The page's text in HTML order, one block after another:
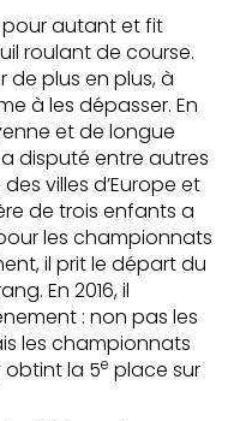
pour autant et fit
roulant de course.
de plus en plus, à
à les dépasser. En
et de longue
disputé entre autres
villes d’Europe et
de trois enfants a
les championnats
il prit le départ du
En 2016, il
: non pas les
les championnats
obtint la 5e place sur